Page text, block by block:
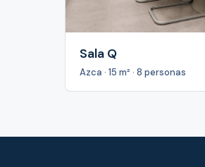
Sala Q
Azca · 15 m² · 8 personas